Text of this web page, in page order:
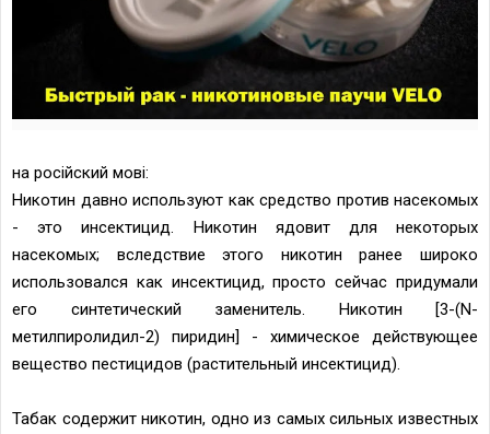
на росiйский мовi:
Никотин давно используют как средство против насекомых
- это инсектицид. Никотин ядовит для некоторых
насекомых; вследствие этого никотин ранее широко
использовался как инсектицид, просто сейчас придумали
его синтетический заменитель. Никотин [3-(N-
метилпиролидил-2) пиридин] - химическое действующее
вещество пестицидов (растительный инсектицид).
Табак содержит никотин, одно из самых сильных известных